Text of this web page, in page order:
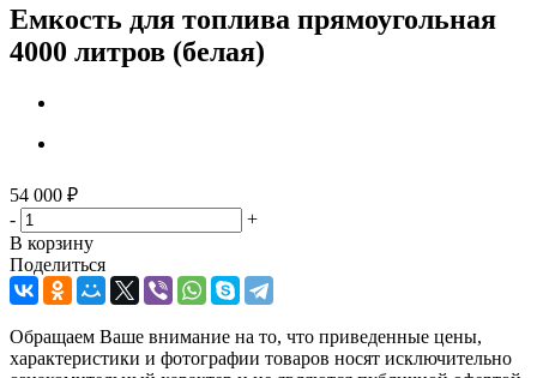
Емкость для топлива прямоугольная
4000 литров (белая)
54 000 ₽
-
+
В корзину
Поделиться
Обращаем Ваше внимание на то, что приведенные цены,
характеристики и фотографии товаров носят исключительно